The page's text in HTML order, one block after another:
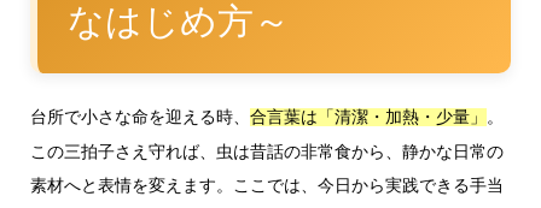
なはじめ方～
台所で小さな命を迎える時、 合言葉は「清潔・加熱・少量」 。
この三拍子さえ守れば、虫は昔話の非常食から、静かな日常の
素材へと表情を変えます。ここでは、今日から実践できる手当